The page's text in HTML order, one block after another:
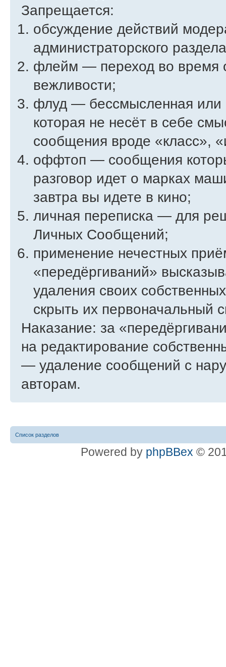
Запрещается:
обсуждение действий
администраторского
флейм — переход во время
вежливости;
флуд — бессмысленная или
которая не несёт в себе
сообщения вроде «класс»,
оффтоп — сообщения
разговор идет о марках
завтра вы идете в кино;
личная переписка — для
Личных Сообщений;
применение нечестных
«передёргиваний»
удаления своих
скрыть их первоначальный
Наказание: за
на редактирование
— удаление сообщений с
авторам.
Список разделов
Powered by phpBBex ©